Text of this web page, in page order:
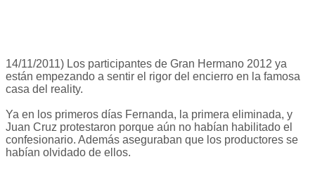
14/11/2011) Los participantes de Gran Hermano 2012 ya
están empezando a sentir el rigor del encierro en la famosa
casa del reality.
Ya en los primeros días Fernanda, la primera eliminada, y
Juan Cruz protestaron porque aún no habían habilitado el
confesionario. Además aseguraban que los productores se
habían olvidado de ellos.